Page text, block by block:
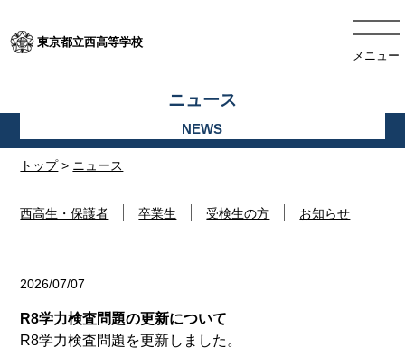
東京都立西高等学校
メニュー
トップ> ニュース
ニュース
西高生・保護者 卒業生 受検生の方 お知らせ
2026/07/07
R8学力検査問題の更新について
R8学力検査問題を更新しました。